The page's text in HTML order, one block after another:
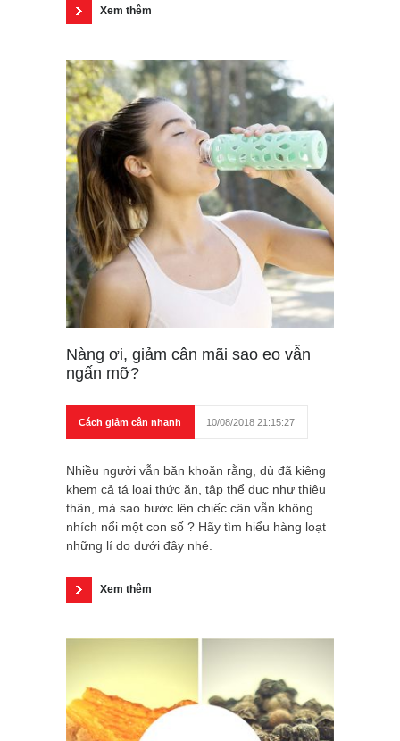
Xem thêm
Nàng ơi, giảm cân mãi sao eo vẫn
ngấn mỡ?
Cách giảm cân nhanh 10/08/2018 21:15:27
Nhiều người vẫn băn khoăn rằng, dù đã kiêng
khem cả tá loại thức ăn, tập thể dục như thiêu
thân, mà sao bước lên chiếc cân vẫn không
nhích nổi một con số ? Hãy tìm hiểu hàng loạt
những lí do dưới đây nhé.
Xem thêm